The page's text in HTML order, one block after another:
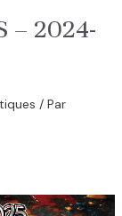
– 2024-
/ Par